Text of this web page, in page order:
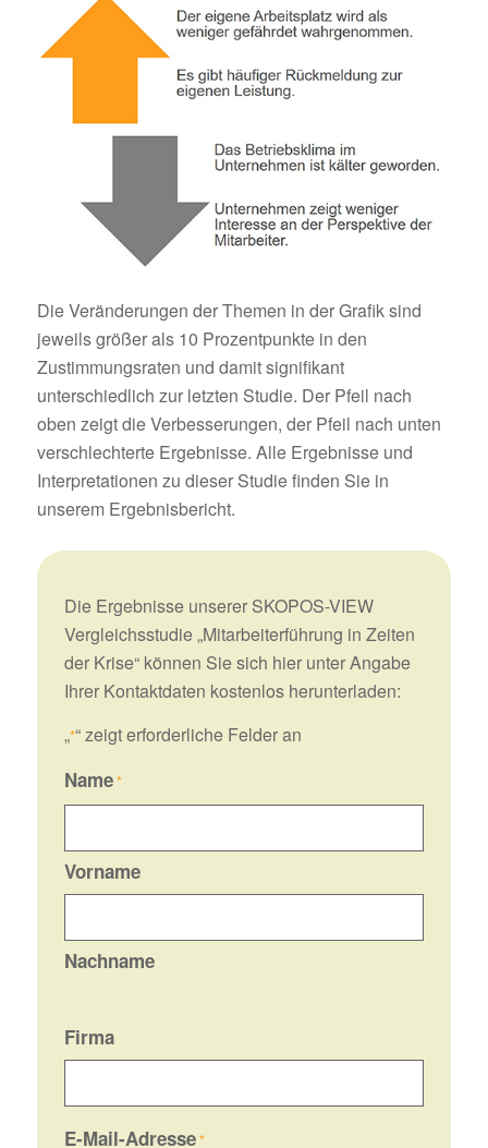
Die Veränderungen der Themen in der Grafik sind
jeweils größer als 10 Prozentpunkte in den
Zustimmungsraten und damit signifikant
unterschiedlich zur letzten Studie. Der Pfeil nach
oben zeigt die Verbesserungen, der Pfeil nach unten
verschlechterte Ergebnisse. Alle Ergebnisse und
Interpretationen zu dieser Studie finden Sie in
unserem Ergebnisbericht.
Die Ergebnisse unserer SKOPOS-VIEW
Vergleichsstudie „Mitarbeiterführung in Zeiten
der Krise“ können Sie sich hier unter Angabe
Ihrer Kontaktdaten kostenlos herunterladen:
„*“ zeigt erforderliche Felder an
Name*
Vorname
Nachname
Firma
E-Mail-Adresse*